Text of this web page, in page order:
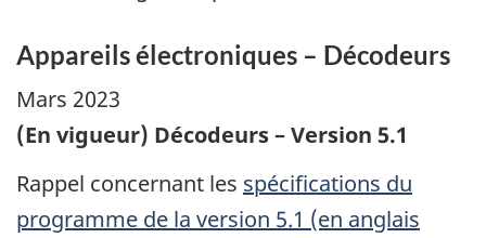
Appareils électroniques – Décodeurs
Mars 2023
(En vigueur) Décodeurs – Version 5.1
Rappel concernant les spécifications du
programme de la version 5.1 (en anglais